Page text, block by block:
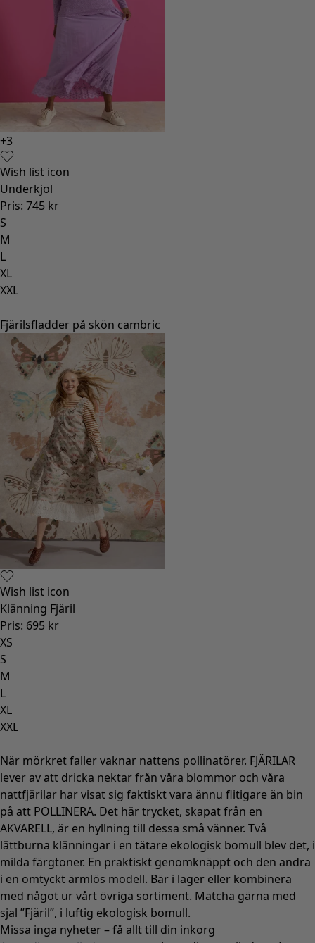
+3
Wish list icon
Underkjol
Pris: 745 kr
S
M
L
XL
XXL
Fjärilsfladder på skön cambric
Wish list icon
Klänning Fjäril
Pris: 695 kr
XS
S
M
L
XL
XXL
När mörkret faller vaknar nattens pollinatörer. FJÄRILAR
lever av att dricka nektar från våra blommor och våra
nattfjärilar har visat sig faktiskt vara ännu flitigare än bin
på att POLLINERA. Det här trycket, skapat från en
AKVARELL, är en hyllning till dessa små vänner. Två
lättburna klänningar i en tätare ekologisk bomull blev det, i
milda färgtoner. En praktiskt genomknäppt och den andra
i en omtyckt ärmlös modell. Bär i lager eller kombinera
med något ur vårt övriga sortiment. Matcha gärna med
sjal ”Fjäril”, i luftig ekologisk bomull.
Missa inga nyheter – få allt till din inkorg